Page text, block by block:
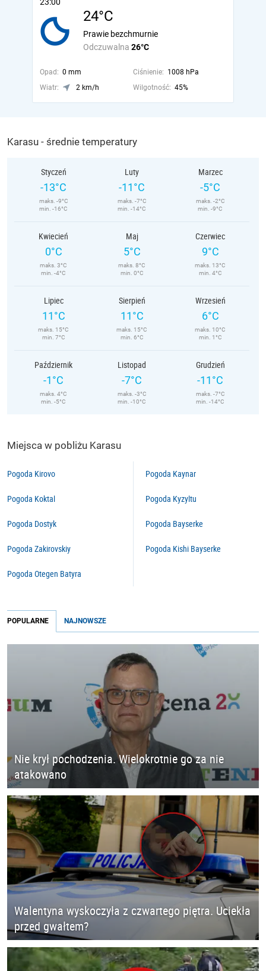
24°C
Odczuwalna 26°C
Prawie bezchmurnie
Opad: 0 mm Ciśnienie: 1008 hPa
Wiatr:
2 km/h Wilgotność: 45%
Karasu - średnie temperatury
Styczeń
-13°C
maks. -9°C
min. -16°C
Luty
-11°C
maks. -7°C
min. -14°C
Marzec
-5°C
maks. -2°C
min. -9°C
Kwiecień
0°C
maks. 3°C
min. -4°C
Maj
5°C
maks. 8°C
min. 0°C
Czerwiec
9°C
maks. 13°C
min. 4°C
Lipiec
11°C
maks. 15°C
min. 7°C
Sierpień
11°C
maks. 15°C
min. 6°C
Wrzesień
6°C
maks. 10°C
min. 1°C
Październik
-1°C
maks. 4°C
min. -5°C
Listopad
-7°C
maks. -3°C
min. -10°C
Grudzień
-11°C
maks. -7°C
min. -14°C
Miejsca w pobliżu Karasu
Pogoda Kirovo
Pogoda Koktal
Pogoda Dostyk
Pogoda Zakirovskiy
Pogoda Otegen Batyra
Pogoda Kaynar
Pogoda Kyzyltu
Pogoda Bayserke
Pogoda Kishi Bayserke
POPULARNE NAJNOWSZE
Nie krył pochodzenia. Wielokrotnie go za nie
atakowano
Walentyna wyskoczyła z czwartego piętra. Uciekła
przed gwałtem?